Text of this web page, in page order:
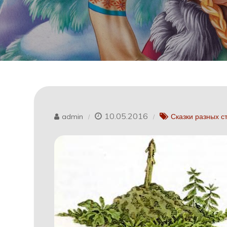
admin 10.05.2016 Сказки разных